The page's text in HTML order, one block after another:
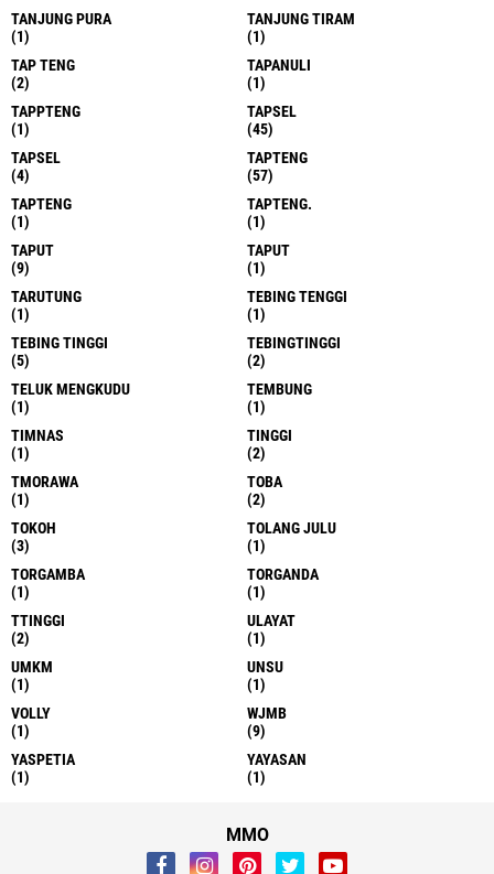
TANJUNG PURA
(1)
TANJUNG TIRAM
(1)
TAP TENG
(2)
TAPANULI
(1)
TAPPTENG
(1)
TAPSEL
(45)
TAPSEL
(4)
TAPTENG
(57)
TAPTENG
(1)
TAPTENG.
(1)
TAPUT
(9)
TAPUT
(1)
TARUTUNG
(1)
TEBING TENGGI
(1)
TEBING TINGGI
(5)
TEBINGTINGGI
(2)
TELUK MENGKUDU
(1)
TEMBUNG
(1)
TIMNAS
(1)
TINGGI
(2)
TMORAWA
(1)
TOBA
(2)
TOKOH
(3)
TOLANG JULU
(1)
TORGAMBA
(1)
TORGANDA
(1)
TTINGGI
(2)
ULAYAT
(1)
UMKM
(1)
UNSU
(1)
VOLLY
(1)
WJMB
(9)
YASPETIA
(1)
YAYASAN
(1)
MMO